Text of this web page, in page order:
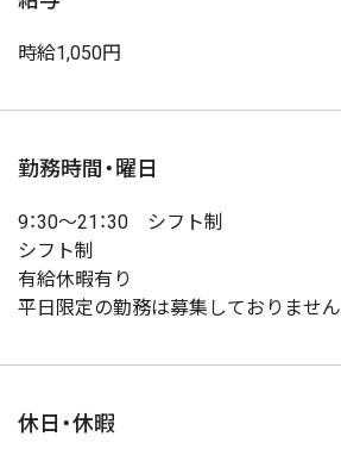
時給1,050円
勤務時間・曜日
9：30～21：30 シフト制
シフト制
有給休暇有り
平日限定の勤務は募集しておりません
休日・休暇